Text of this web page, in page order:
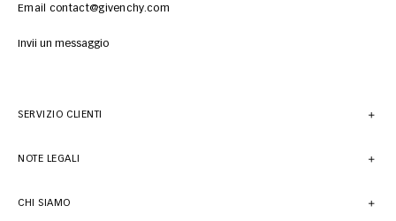
Email contact@givenchy.com
Invii un messaggio
SERVIZIO CLIENTI
NOTE LEGALI
CHI SIAMO